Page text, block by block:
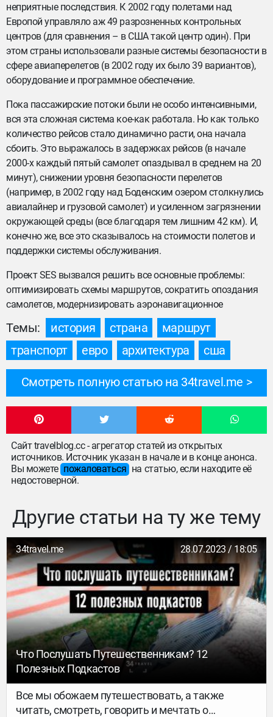
неприятные последствия. К 2002 году полетами над
Европой управляло аж 49 разрозненных контрольных
центров (для сравнения – в США такой центр один). При
этом страны использовали разные системы безопасности в
сфере авиаперелетов (в 2002 году их было 39 вариантов),
оборудование и программное обеспечение.
Пока пассажирские потоки были не особо интенсивными,
вся эта сложная система кое-как работала. Но как только
количество рейсов стало динамично расти, она начала
сбоить. Это выражалось в задержках рейсов (в начале
2000-х каждый пятый самолет опаздывал в среднем на 20
минут), снижении уровня безопасности перелетов
(например, в 2002 году над Боденским озером столкнулись
авиалайнер и грузовой самолет) и усиленном загрязнении
окружающей среды (все благодаря тем лишним 42 км). И,
конечно же, все это сказывалось на стоимости полетов и
поддержки системы обслуживания.
Проект SES вызвался решить все основные проблемы:
оптимизировать схемы маршрутов, сократить опоздания
самолетов, модернизировать аэронавигационное
Темы: история страна
маршрут
транспорт
евро архитектура сша
Смотреть полную статью на 34travel.me
Сайт travelblog.cc - агрегатор статей из открытых
источников. Источник указан в начале и в конце анонса.
Вы можете пожаловаться на статью, если находите её
недостоверной.
Другие статьи на ту же тему
34travel.me 28.07.2023 / 18:05
Что Послушать Путешественникам? 12
Полезных Подкастов
Все мы обожаем путешествовать, а также
читать, смотреть, говорить и мечтать о